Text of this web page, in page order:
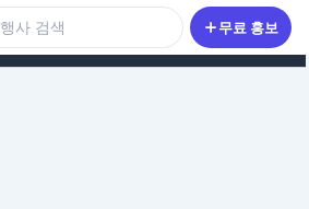
행사 검색 무료 홍보